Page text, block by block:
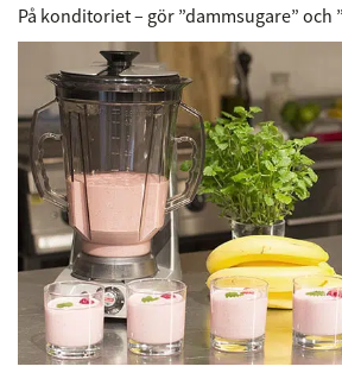
På konditoriet – gör ”dammsugare” och